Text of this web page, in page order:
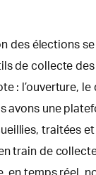
des élections
de collecte
l’ouverture,
une
traitées
train de